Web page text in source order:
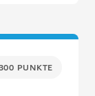
PUNKTE